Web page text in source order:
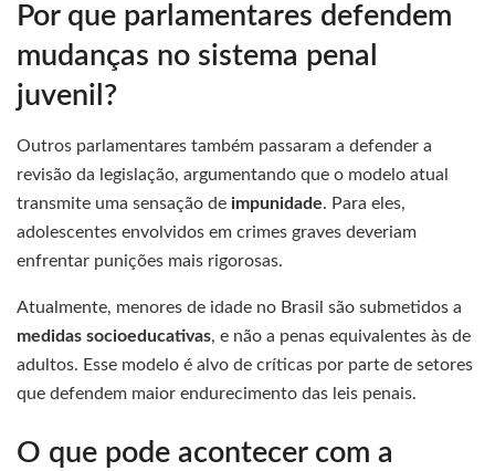
Por que parlamentares defendem
mudanças no sistema penal
juvenil?
Outros parlamentares também passaram a defender a
revisão da legislação, argumentando que o modelo atual
transmite uma sensação de impunidade. Para eles,
adolescentes envolvidos em crimes graves deveriam
enfrentar punições mais rigorosas.
Atualmente, menores de idade no Brasil são submetidos a
medidas socioeducativas, e não a penas equivalentes às de
adultos. Esse modelo é alvo de críticas por parte de setores
que defendem maior endurecimento das leis penais.
O que pode acontecer com a